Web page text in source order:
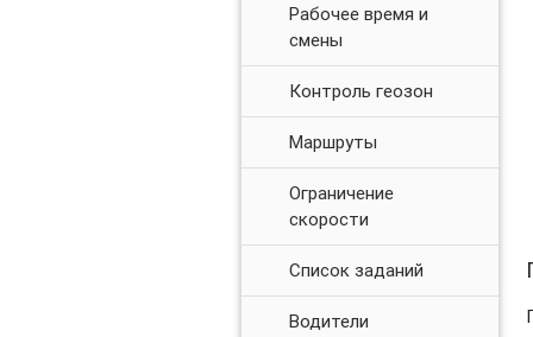
Рабочее время и
смены
Контроль геозон
Маршруты
Ограничение
скорости
Список заданий
Водители